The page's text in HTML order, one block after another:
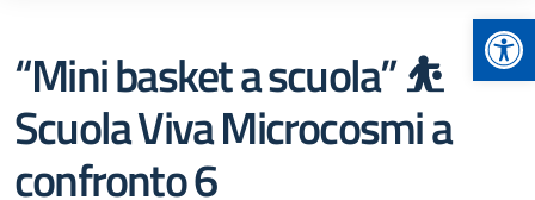
“Mini basket a scuola” ⛹️
Scuola Viva Microcosmi a
confronto 6